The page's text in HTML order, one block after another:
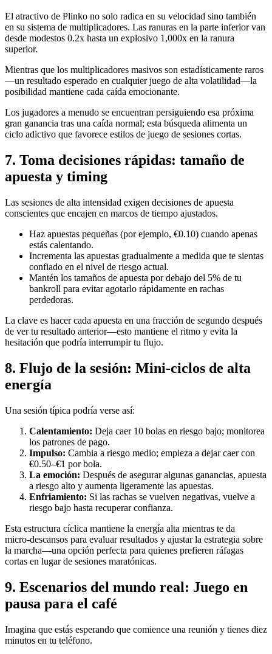
El atractivo de Plinko no solo radica en su velocidad sino también
en su sistema de multiplicadores. Las ranuras en la parte inferior van
desde modestos 0.2x hasta un explosivo 1,000x en la ranura
superior.
Mientras que los multiplicadores masivos son estadísticamente raros
—un resultado esperado en cualquier juego de alta volatilidad—la
posibilidad mantiene cada caída emocionante.
Los jugadores a menudo se encuentran persiguiendo esa próxima
gran ganancia tras una caída normal; esta búsqueda alimenta un
ciclo adictivo que favorece estilos de juego de sesiones cortas.
7. Toma decisiones rápidas: tamaño de
apuesta y timing
Las sesiones de alta intensidad exigen decisiones de apuesta
conscientes que encajen en marcos de tiempo ajustados.
Haz apuestas pequeñas (por ejemplo, €0.10) cuando apenas
estás calentando.
Incrementa las apuestas gradualmente a medida que te sientas
confiado en el nivel de riesgo actual.
Mantén los tamaños de apuesta por debajo del 5% de tu
bankroll para evitar agotarlo rápidamente en rachas
perdedoras.
La clave es hacer cada apuesta en una fracción de segundo después
de ver tu resultado anterior—esto mantiene el ritmo y evita la
hesitación que podría interrumpir tu flujo.
8. Flujo de la sesión: Mini‑ciclos de alta
energía
Una sesión típica podría verse así:
Calentamiento: Deja caer 10 bolas en riesgo bajo; monitorea
los patrones de pago.
Impulso: Cambia a riesgo medio; empieza a dejar caer con
€0.50–€1 por bola.
La emoción: Después de asegurar algunas ganancias, apuesta
a riesgo alto y aumenta ligeramente las apuestas.
Enfriamiento: Si las rachas se vuelven negativas, vuelve a
riesgo bajo hasta recuperar confianza.
Esta estructura cíclica mantiene la energía alta mientras te da
micro‑descansos para evaluar resultados y ajustar la estrategia sobre
la marcha—una opción perfecta para quienes prefieren ráfagas
cortas en lugar de sesiones maratónicas.
9. Escenarios del mundo real: Juego en
pausa para el café
Imagina que estás esperando que comience una reunión y tienes diez
minutos en tu teléfono.